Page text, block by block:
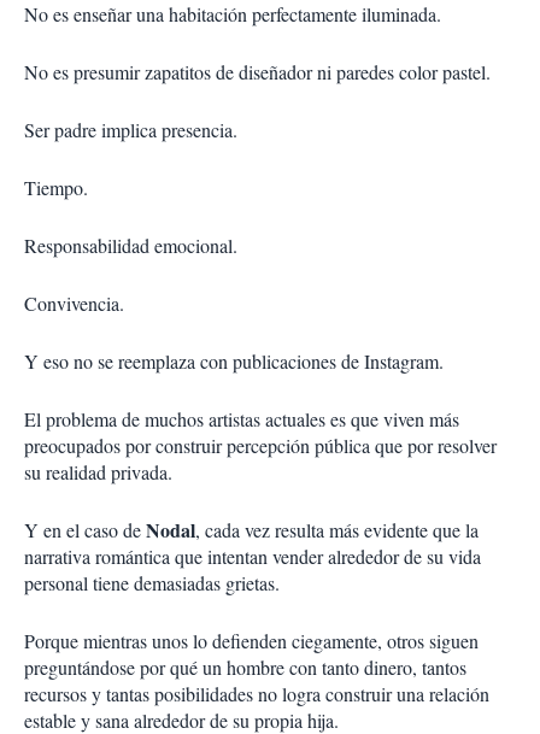
No es enseñar una habitación perfectamente iluminada.
No es presumir zapatitos de diseñador ni paredes color pastel.
Ser padre implica presencia.
Tiempo.
Responsabilidad emocional.
Convivencia.
Y eso no se reemplaza con publicaciones de Instagram.
El problema de muchos artistas actuales es que viven más
preocupados por construir percepción pública que por resolver
su realidad privada.
Y en el caso deNodal, cada vez resulta más evidente que la
narrativa romántica que intentan vender alrededor de su vida
personal tiene demasiadas grietas.
Porque mientras unos lo defienden ciegamente, otros siguen
preguntándose por qué un hombre con tanto dinero, tantos
recursos y tantas posibilidades no logra construir una relación
estable y sana alrededor de su propia hija.